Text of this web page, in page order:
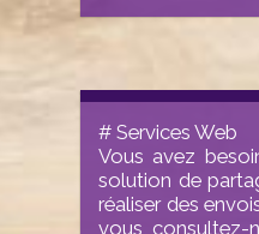
# Services Web
Vous avez
solution de
réaliser des
vous, consultez-